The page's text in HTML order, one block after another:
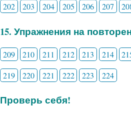
202 203 204 205 206 207
15. Упражнения на
209 210 211 212 213 214
219
220 221 222 223 224
Проверь себя!